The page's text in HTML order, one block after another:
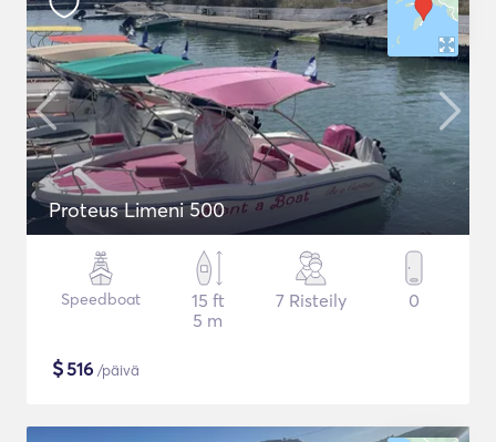
Proteus Limeni 500
Speedboat
15 ft
5 m
7 Risteily 0
$516 /päivä